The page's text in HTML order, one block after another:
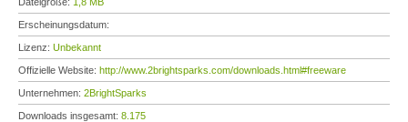
Erscheinungsdatum:
Lizenz: Unbekannt
Offizielle Website: http://www.2brightsparks.com/downloads.html#freeware
Unternehmen: 2BrightSparks
Downloads insgesamt: 8.175